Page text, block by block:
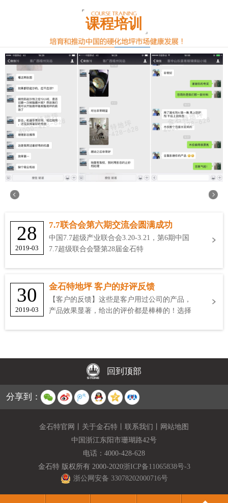
课程培训
28
2019-03
7.7联合会第六期交流会圆满成功
中国7.7超级产业联合会3.20-3.21，第6期中国
7.7超级联合会暨第28届金石特
30
2019-03
金石特地坪 客户的好评反馈
【客户的反馈】这些是客户用过公司的产品，
产品效果显著，给出的评价都是棒棒的！选择
回到顶部
分享到：
金石特官网 关于金石特 联系我们
网站地图
中国浙江东阳市珊瑚路42号
电话： 4000-428-628
金石特 版权所有 2000-2020浙ICP备11065838号-3
浙公网安备 33078202000716号